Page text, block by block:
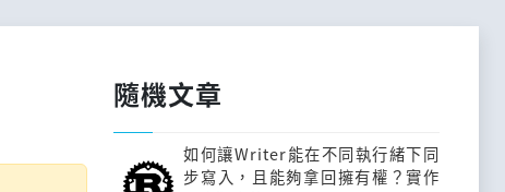
隨機文章
如何讓Writer能在不同執行緒下同
步寫入，且能夠拿回擁有權？實作